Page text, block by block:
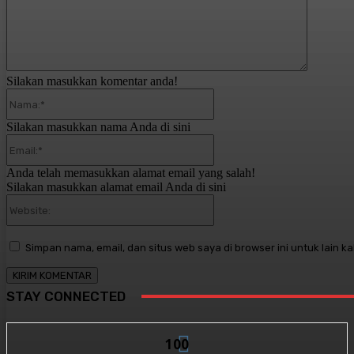
Silakan masukkan komentar anda!
Silakan masukkan nama Anda di sini
Anda telah memasukkan alamat email yang salah!
Silakan masukkan alamat email Anda di sini
Simpan nama, email, dan situs web saya di browser ini untuk lain
STAY CONNECTED
100